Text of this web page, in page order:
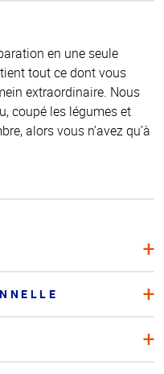
en une seule
tout ce dont vous
extraordinaire. Nous
coupé les légumes et
alors vous n’avez qu’à